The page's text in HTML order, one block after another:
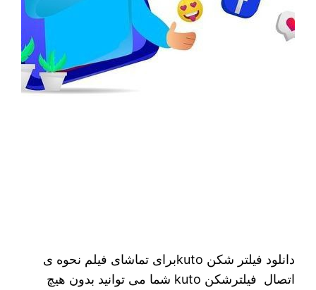
دانلود فیلتر شکن kutoبرای تماشای فیلم نحوه ی
اتصال فیلترشکن kuto شما می‌ توانید بدون هیچ